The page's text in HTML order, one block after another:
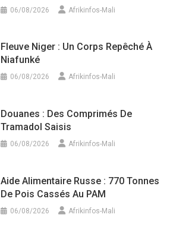
06/08/2026 Afrikinfos-Mali
Fleuve Niger : Un Corps Repêché À
Niafunké
06/08/2026 Afrikinfos-Mali
Douanes : Des Comprimés De
Tramadol Saisis
06/08/2026 Afrikinfos-Mali
Aide Alimentaire Russe : 770 Tonnes
De Pois Cassés Au PAM
06/08/2026 Afrikinfos-Mali